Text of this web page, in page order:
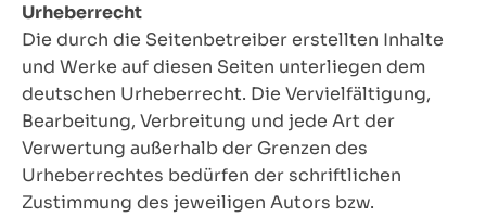
Urheberrecht
Die durch die Seitenbetreiber erstellten Inhalte
und Werke auf diesen Seiten unterliegen dem
deutschen Urheberrecht. Die Vervielfältigung,
Bearbeitung, Verbreitung und jede Art der
Verwertung außerhalb der Grenzen des
Urheberrechtes bedürfen der schriftlichen
Zustimmung des jeweiligen Autors bzw.